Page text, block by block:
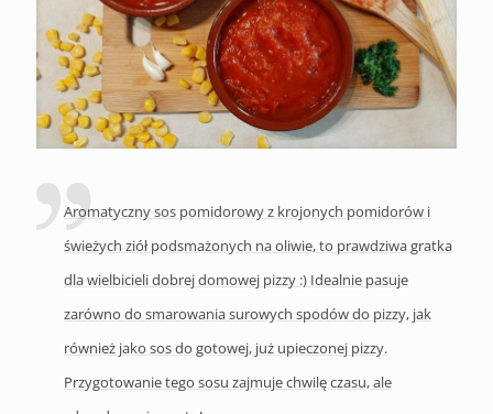
Aromatyczny sos pomidorowy z krojonych pomidorów i
świeżych ziół podsmażonych na oliwie, to prawdziwa gratka
dla wielbicieli dobrej domowej pizzy :) Idealnie pasuje
zarówno do smarowania surowych spodów do pizzy, jak
również jako sos do gotowej, już upieczonej pizzy.
Przygotowanie tego sosu zajmuje chwilę czasu, ale